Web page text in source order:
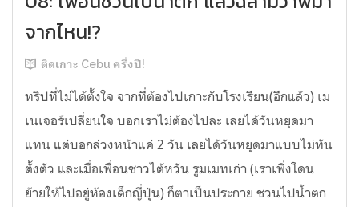
จากไหน!?
ติดเกาะ Cebu ครึ่งปี!
ทริปที่ไม่ได้ตั้งใจ จากที่ต้องไปเกาะกับโรงเรียน(อีกแล้ว) เม
เนเจอร์เปลี่ยนใจ บอกเราไม่ต้องไปละ เลยได้วันหยุดมา
แทน แต่บอกล่วงหน้าแค่ 2 วัน เลยได้วันหยุดมาแบบไม่ทัน
ตั้งตัว และเมื่อเพื่อนชาวไต้หวัน รูมเมทเก่า (เราเพิ่งโดน
ย้ายให้ไปอยู่ห้องเด็กญี่ปุ่น) ก็ตาเป็นประกาย ชวนไปน้ำตก